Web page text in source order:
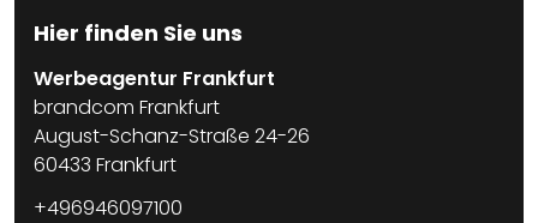
Hier finden Sie uns
Werbeagentur Frankfurt
brandcom Frankfurt
August-Schanz-Straße 24-26
60433 Frankfurt
+496946097100